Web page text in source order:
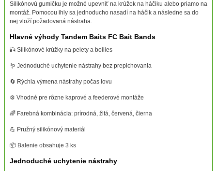
Silikónovú gumičku je možné upevniť na krúžok na háčiku alebo priamo na
montáž. Pomocou ihly sa jednoducho nasadí na háčik a následne sa do
nej vloží požadovaná nástraha.
Hlavné výhody Tandem Baits FC Bait Bands
🎣 Silikónové krúžky na pelety a boilies
🪱 Jednoduché uchytenie nástrahy bez prepichovania
🔄 Rýchla výmena nástrahy počas lovu
⚙️ Vhodné pre rôzne kaprové a feederové montáže
🌈 Farebná kombinácia: prírodná, žltá, červená, čierna
💪 Pružný silikónový materiál
📦 Balenie obsahuje 3 ks
Jednoduché uchytenie nástrahy